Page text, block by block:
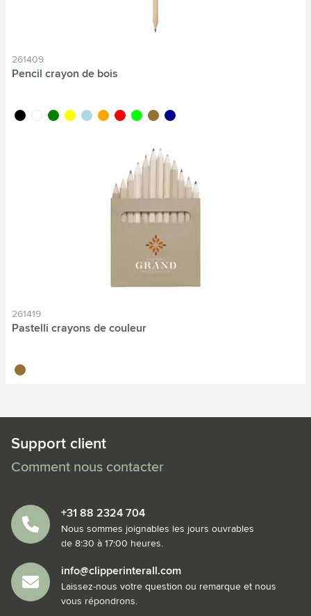
261409
Pencil crayon de bois
noir blancvert jaunebleu clair
orangerougelime brun boisbleu foncé
261419
Pastelli crayons de couleur
brun bois
Support client
Comment nous contacter
+31 88 2324 704
Nous sommes joignables les jours ouvrables
de 8:30 à 17:00 heures.
info@clipperinterall.com
Laissez-nous votre question ou remarque et nous
vous répondrons.